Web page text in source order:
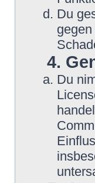
Du
4.
Du